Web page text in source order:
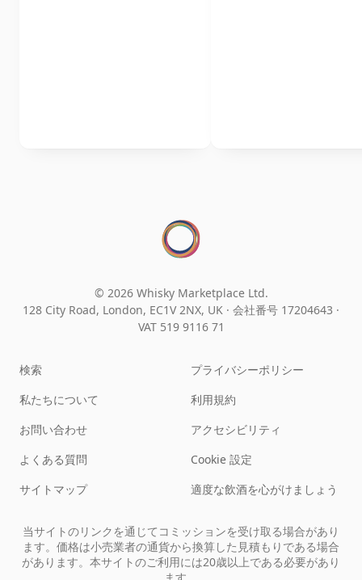
© 2026 Whisky Marketplace Ltd.
128 City Road, London, EC1V 2NX, UK · 会社番号 17204643 ·
VAT 519 9116 71
検索
私たちについて
お問い合わせ
よくある質問
サイトマップ
プライバシーポリシー
利用規約
アクセシビリティ
Cookie 設定
適度な飲酒を心がけましょう
当サイトのリンクを通じてコミッションを受け取る場合があり
ます。価格は小売業者の通貨から換算した見積もりである場合
があります。本サイトのご利用には20歳以上である必要があり